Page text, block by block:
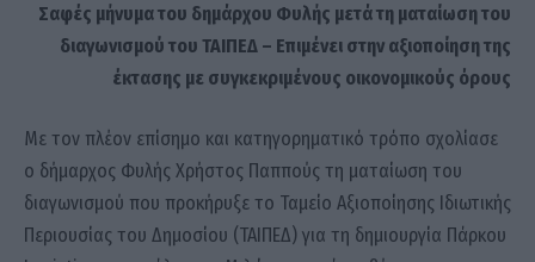
Σαφές μήνυμα του δημάρχου Φυλής μετά τη ματαίωση του
διαγωνισμού του ΤΑΙΠΕΔ – Επιμένει στην αξιοποίηση της
έκτασης με συγκεκριμένους οικονομικούς όρους
Με τον πλέον επίσημο και κατηγορηματικό τρόπο σχολίασε
ο δήμαρχος Φυλής Χρήστος Παππούς τη ματαίωση του
διαγωνισμού που προκήρυξε το Ταμείο Αξιοποίησης Ιδιωτικής
Περιουσίας του Δημοσίου (ΤΑΙΠΕΔ) για τη δημιουργία Πάρκου